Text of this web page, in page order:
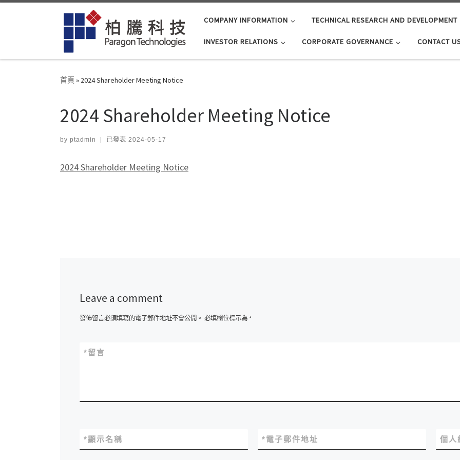
COMPANY INFORMATION TECHNICAL RESEARCH AND DEVELOPMENT
INVESTOR RELATIONS CORPORATE GOVERNANCE CONTACT
首頁 » 2024 Shareholder Meeting Notice
2024 Shareholder Meeting Notice
by ptadmin 已發表 2024-05-17
2024 Shareholder Meeting Notice
Leave a comment
發佈留言必須填寫的電子郵件地址不會公開。 必填欄位標示為 *
留言
*
顯示名稱
* 電子郵件地址
* 個人